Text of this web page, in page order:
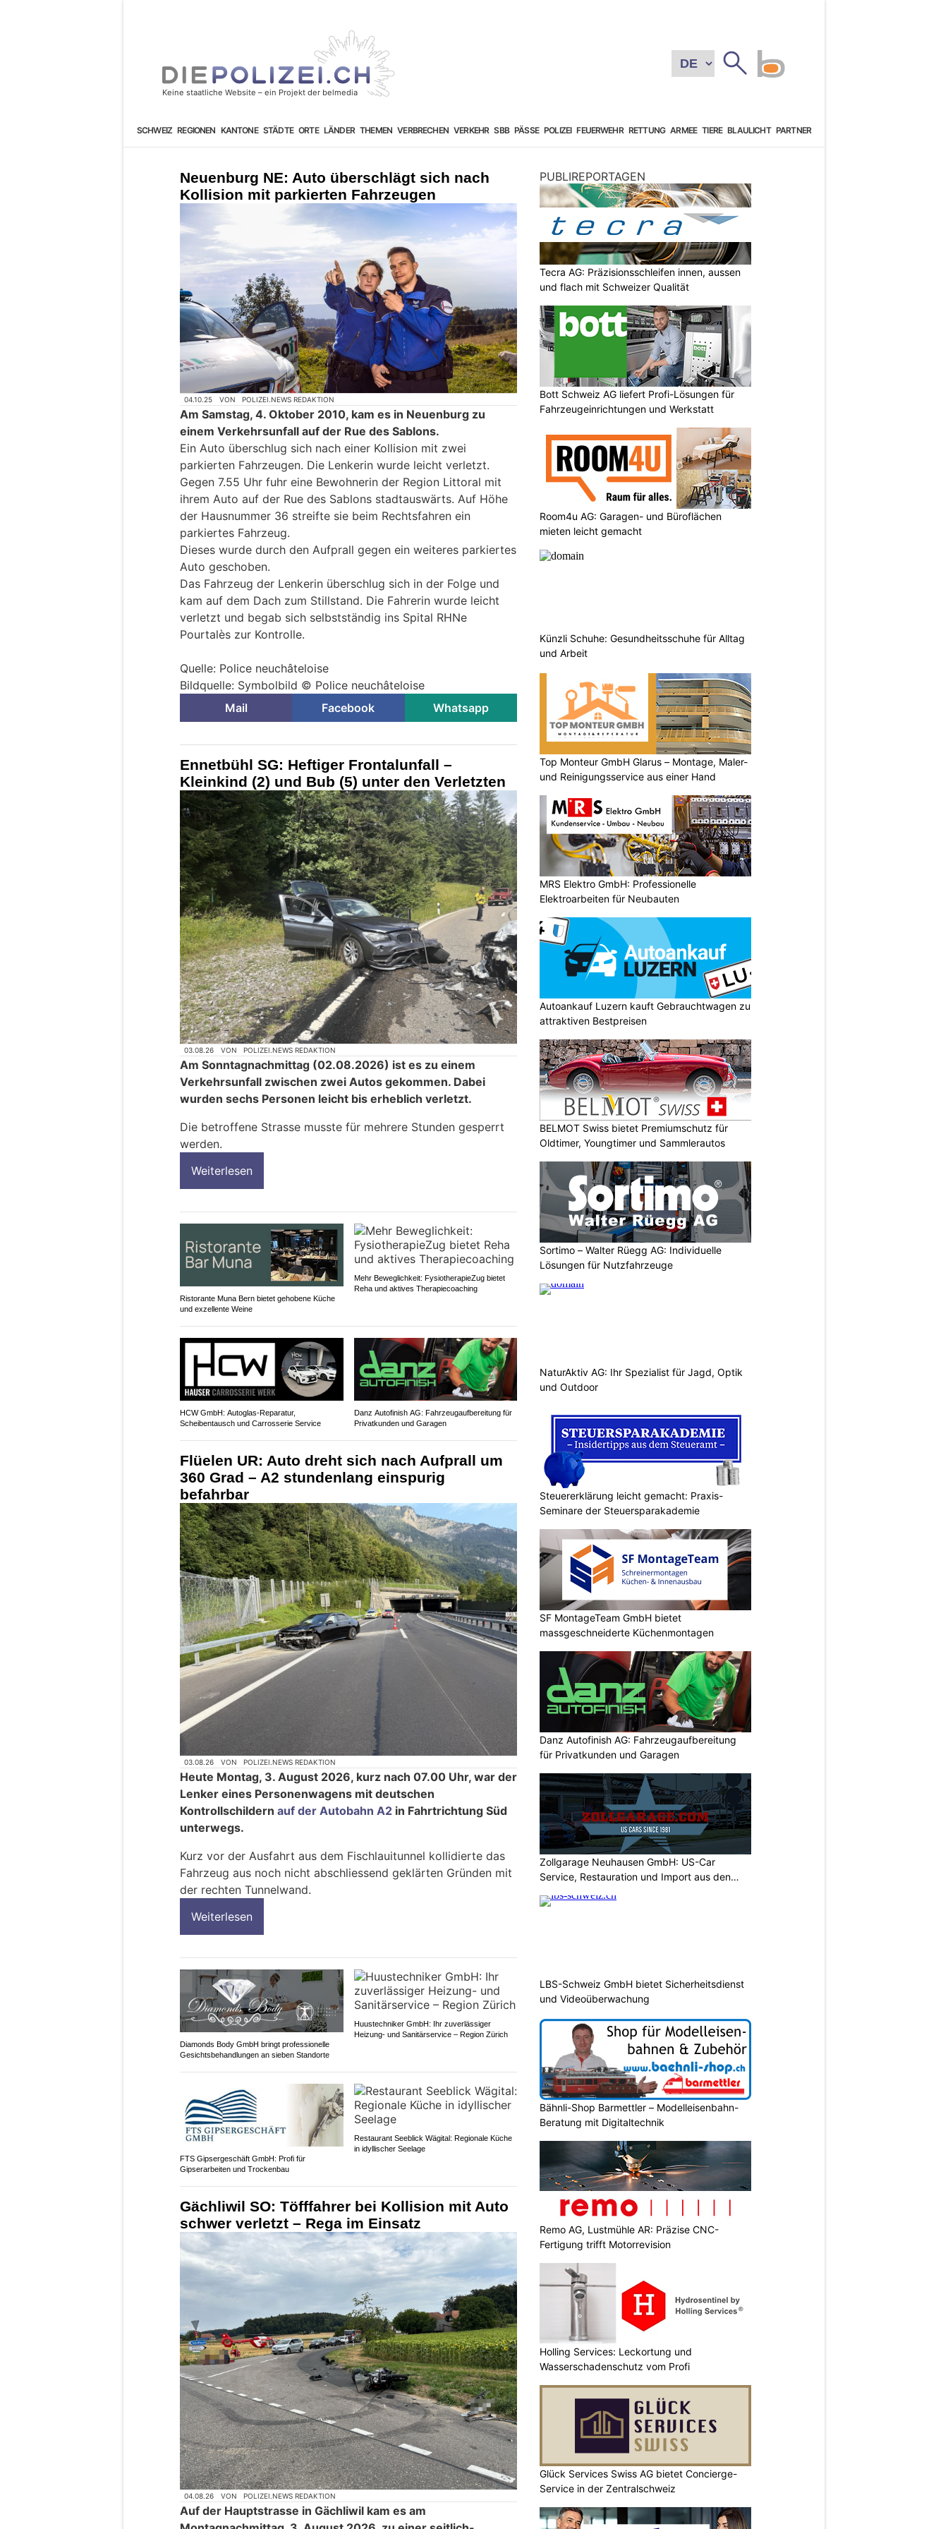
SCHWEIZ REGIONEN KANTONE STÄDTE ORTE LÄNDER THEMEN VERBRECHEN VERKEHR SBB PÄSSE POLIZEI FEUERWEHR RETTUNG ARMEE TIERE BLAULICHT PARTNER
Neuenburg NE: Auto überschlägt sich nach
Kollision mit parkierten Fahrzeugen
04.10.25 VON POLIZEI.NEWS REDAKTION
Am Samstag, 4. Oktober 2010, kam es in Neuenburg zu
einem Verkehrsunfall auf der Rue des Sablons.
Ein Auto überschlug sich nach einer Kollision mit zwei
parkierten Fahrzeugen. Die Lenkerin wurde leicht verletzt.
Gegen 7.55 Uhr fuhr eine Bewohnerin der Region Littoral mit
ihrem Auto auf der Rue des Sablons stadtauswärts. Auf Höhe
der Hausnummer 36 streifte sie beim Rechtsfahren ein
parkiertes Fahrzeug.
Dieses wurde durch den Aufprall gegen ein weiteres parkiertes
Auto geschoben.
Das Fahrzeug der Lenkerin überschlug sich in der Folge und
kam auf dem Dach zum Stillstand. Die Fahrerin wurde leicht
verletzt und begab sich selbstständig ins Spital RHNe
Pourtalès zur Kontrolle.
Quelle: Police neuchâteloise
Bildquelle: Symbolbild © Police neuchâteloise
Mail
Facebook Whatsapp
Ennetbühl SG: Heftiger Frontalunfall –
Kleinkind (2) und Bub (5) unter den Verletzten
03.08.26 VON POLIZEI.NEWS REDAKTION
Am Sonntagnachmittag (02.08.2026) ist es zu einem
Verkehrsunfall zwischen zwei Autos gekommen. Dabei
wurden sechs Personen leicht bis erheblich verletzt.
Die betroffene Strasse musste für mehrere Stunden gesperrt
werden.
Weiterlesen
Ristorante Muna Bern bietet gehobene Küche
und exzellente Weine
Mehr Beweglichkeit: FysiotherapieZug bietet
Reha und aktives Therapiecoaching
HCW GmbH: Autoglas‑Reparatur,
Scheibentausch und Carrosserie Service
Danz Autofinish AG: Fahrzeugaufbereitung für
Privatkunden und Garagen
Flüelen UR: Auto dreht sich nach Aufprall um
360 Grad – A2 stundenlang einspurig
befahrbar
03.08.26 VON POLIZEI.NEWS REDAKTION
Heute Montag, 3. August 2026, kurz nach 07.00 Uhr, war der
Lenker eines Personenwagens mit deutschen
Kontrollschildern auf der Autobahn A2 in Fahrtrichtung Süd
unterwegs.
Kurz vor der Ausfahrt aus dem Fischlauitunnel kollidierte das
Fahrzeug aus noch nicht abschliessend geklärten Gründen mit
der rechten Tunnelwand.
Weiterlesen
Diamonds Body GmbH bringt professionelle
Gesichtsbehandlungen an sieben Standorte
Huustechniker GmbH: Ihr zuverlässiger
Heizung- und Sanitärservice – Region Zürich
FTS Gipsergeschäft GmbH: Profi für
Gipserarbeiten und Trockenbau
Restaurant Seeblick Wägital: Regionale Küche
in idyllischer Seelage
Gächliwil SO: Töfffahrer bei Kollision mit Auto
schwer verletzt – Rega im Einsatz
04.08.26 VON POLIZEI.NEWS REDAKTION
Auf der Hauptstrasse in Gächliwil kam es am
PUBLIREPORTAGEN
Tecra AG: Präzisionsschleifen innen, aussen
und flach mit Schweizer Qualität
Bott Schweiz AG liefert Profi-Lösungen für
Fahrzeugeinrichtungen und Werkstatt
Room4u AG: Garagen- und Büroflächen
mieten leicht gemacht
Künzli Schuhe: Gesundheitsschuhe für Alltag
und Arbeit
Top Monteur GmbH Glarus – Montage, Maler-
und Reinigungsservice aus einer Hand
MRS Elektro GmbH: Professionelle
Elektroarbeiten für Neubauten
Autoankauf Luzern kauft Gebrauchtwagen zu
attraktiven Bestpreisen
BELMOT Swiss bietet Premiumschutz für
Oldtimer, Youngtimer und Sammlerautos
Sortimo – Walter Rüegg AG: Individuelle
Lösungen für Nutzfahrzeuge
NaturAktiv AG: Ihr Spezialist für Jagd, Optik
und Outdoor
Steuererklärung leicht gemacht: Praxis-
Seminare der Steuersparakademie
SF MontageTeam GmbH bietet
massgeschneiderte Küchenmontagen
Danz Autofinish AG: Fahrzeugaufbereitung
für Privatkunden und Garagen
Zollgarage Neuhausen GmbH: US-Car
Service, Restauration und Import aus den
LBS-Schweiz GmbH bietet Sicherheitsdienst
und Videoüberwachung
Bähnli-Shop Barmettler – Modelleisenbahn-
Beratung mit Digitaltechnik
Remo AG, Lustmühle AR: Präzise CNC-
Fertigung trifft Motorrevision
Holling Services: Leckortung und
Wasserschadenschutz vom Profi
Glück Services Swiss AG bietet Concierge-
Service in der Zentralschweiz